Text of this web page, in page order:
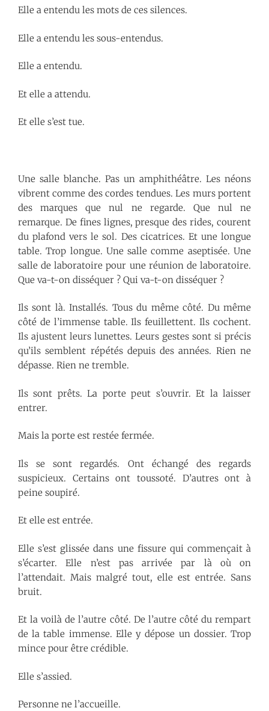
Elle a entendu les mots de ces silences.
Elle a entendu les sous-entendus.
Elle a entendu.
Et elle a attendu.
Et elle s’est tue.
Une salle blanche. Pas un amphithéâtre. Les néons
vibrent comme des cordes tendues. Les murs portent
des marques que nul ne regarde. Que nul ne
remarque. De fines lignes, presque des rides, courent
du plafond vers le sol. Des cicatrices. Et une longue
table. Trop longue. Une salle comme aseptisée. Une
salle de laboratoire pour une réunion de laboratoire.
Que va-t-on disséquer ? Qui va-t-on disséquer ?
Ils sont là. Installés. Tous du même côté. Du même
côté de l’immense table. Ils feuillettent. Ils cochent.
Ils ajustent leurs lunettes. Leurs gestes sont si précis
qu’ils semblent répétés depuis des années. Rien ne
dépasse. Rien ne tremble.
Ils sont prêts. La porte peut s’ouvrir. Et la laisser
entrer.
Mais la porte est restée fermée.
Ils se sont regardés. Ont échangé des regards
suspicieux. Certains ont toussoté. D’autres ont à
peine soupiré.
Et elle est entrée.
Elle s’est glissée dans une fissure qui commençait à
s’écarter. Elle n’est pas arrivée par là où on
l’attendait. Mais malgré tout, elle est entrée. Sans
bruit.
Et la voilà de l’autre côté. De l’autre côté du rempart
de la table immense. Elle y dépose un dossier. Trop
mince pour être crédible.
Elle s’assied.
Personne ne l’accueille.